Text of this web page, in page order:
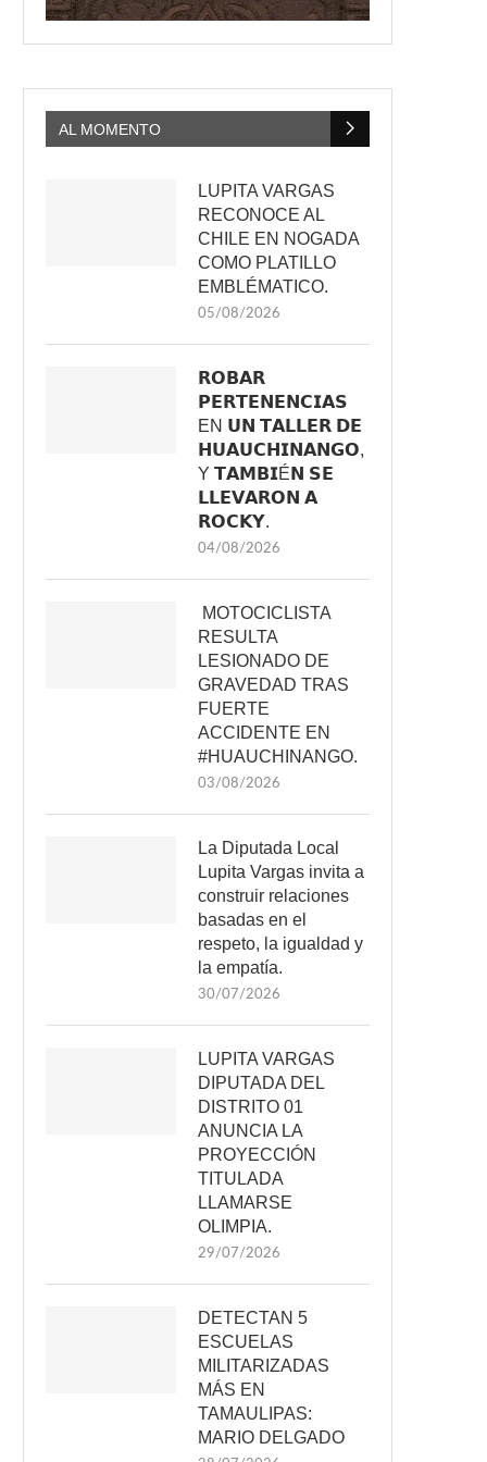
AL MOMENTO
LUPITA VARGAS
RECONOCE AL
CHILE EN NOGADA
COMO PLATILLO
EMBLÉMATICO.
05/08/2026
𝗥𝗢𝗕𝗔𝗥
𝗣𝗘𝗥𝗧𝗘𝗡𝗘𝗡𝗖𝗜𝗔𝗦
EN 𝗨𝗡 𝗧𝗔𝗟𝗟𝗘𝗥 𝗗𝗘
𝗛𝗨𝗔𝗨𝗖𝗛𝗜𝗡𝗔𝗡𝗚𝗢,
Y 𝗧𝗔𝗠𝗕𝗜É𝗡 𝗦𝗘
𝗟𝗟𝗘𝗩𝗔𝗥𝗢𝗡 𝗔
𝗥𝗢𝗖𝗞𝗬.
04/08/2026
MOTOCICLISTA
RESULTA
LESIONADO DE
GRAVEDAD TRAS
FUERTE
ACCIDENTE EN
#HUAUCHINANGO.
03/08/2026
La Diputada Local
Lupita Vargas invita a
construir relaciones
basadas en el
respeto, la igualdad y
la empatía.
30/07/2026
LUPITA VARGAS
DIPUTADA DEL
DISTRITO 01
ANUNCIA LA
PROYECCIÓN
TITULADA
LLAMARSE
OLIMPIA.
29/07/2026
DETECTAN 5
ESCUELAS
MILITARIZADAS
MÁS EN
TAMAULIPAS:
MARIO DELGADO